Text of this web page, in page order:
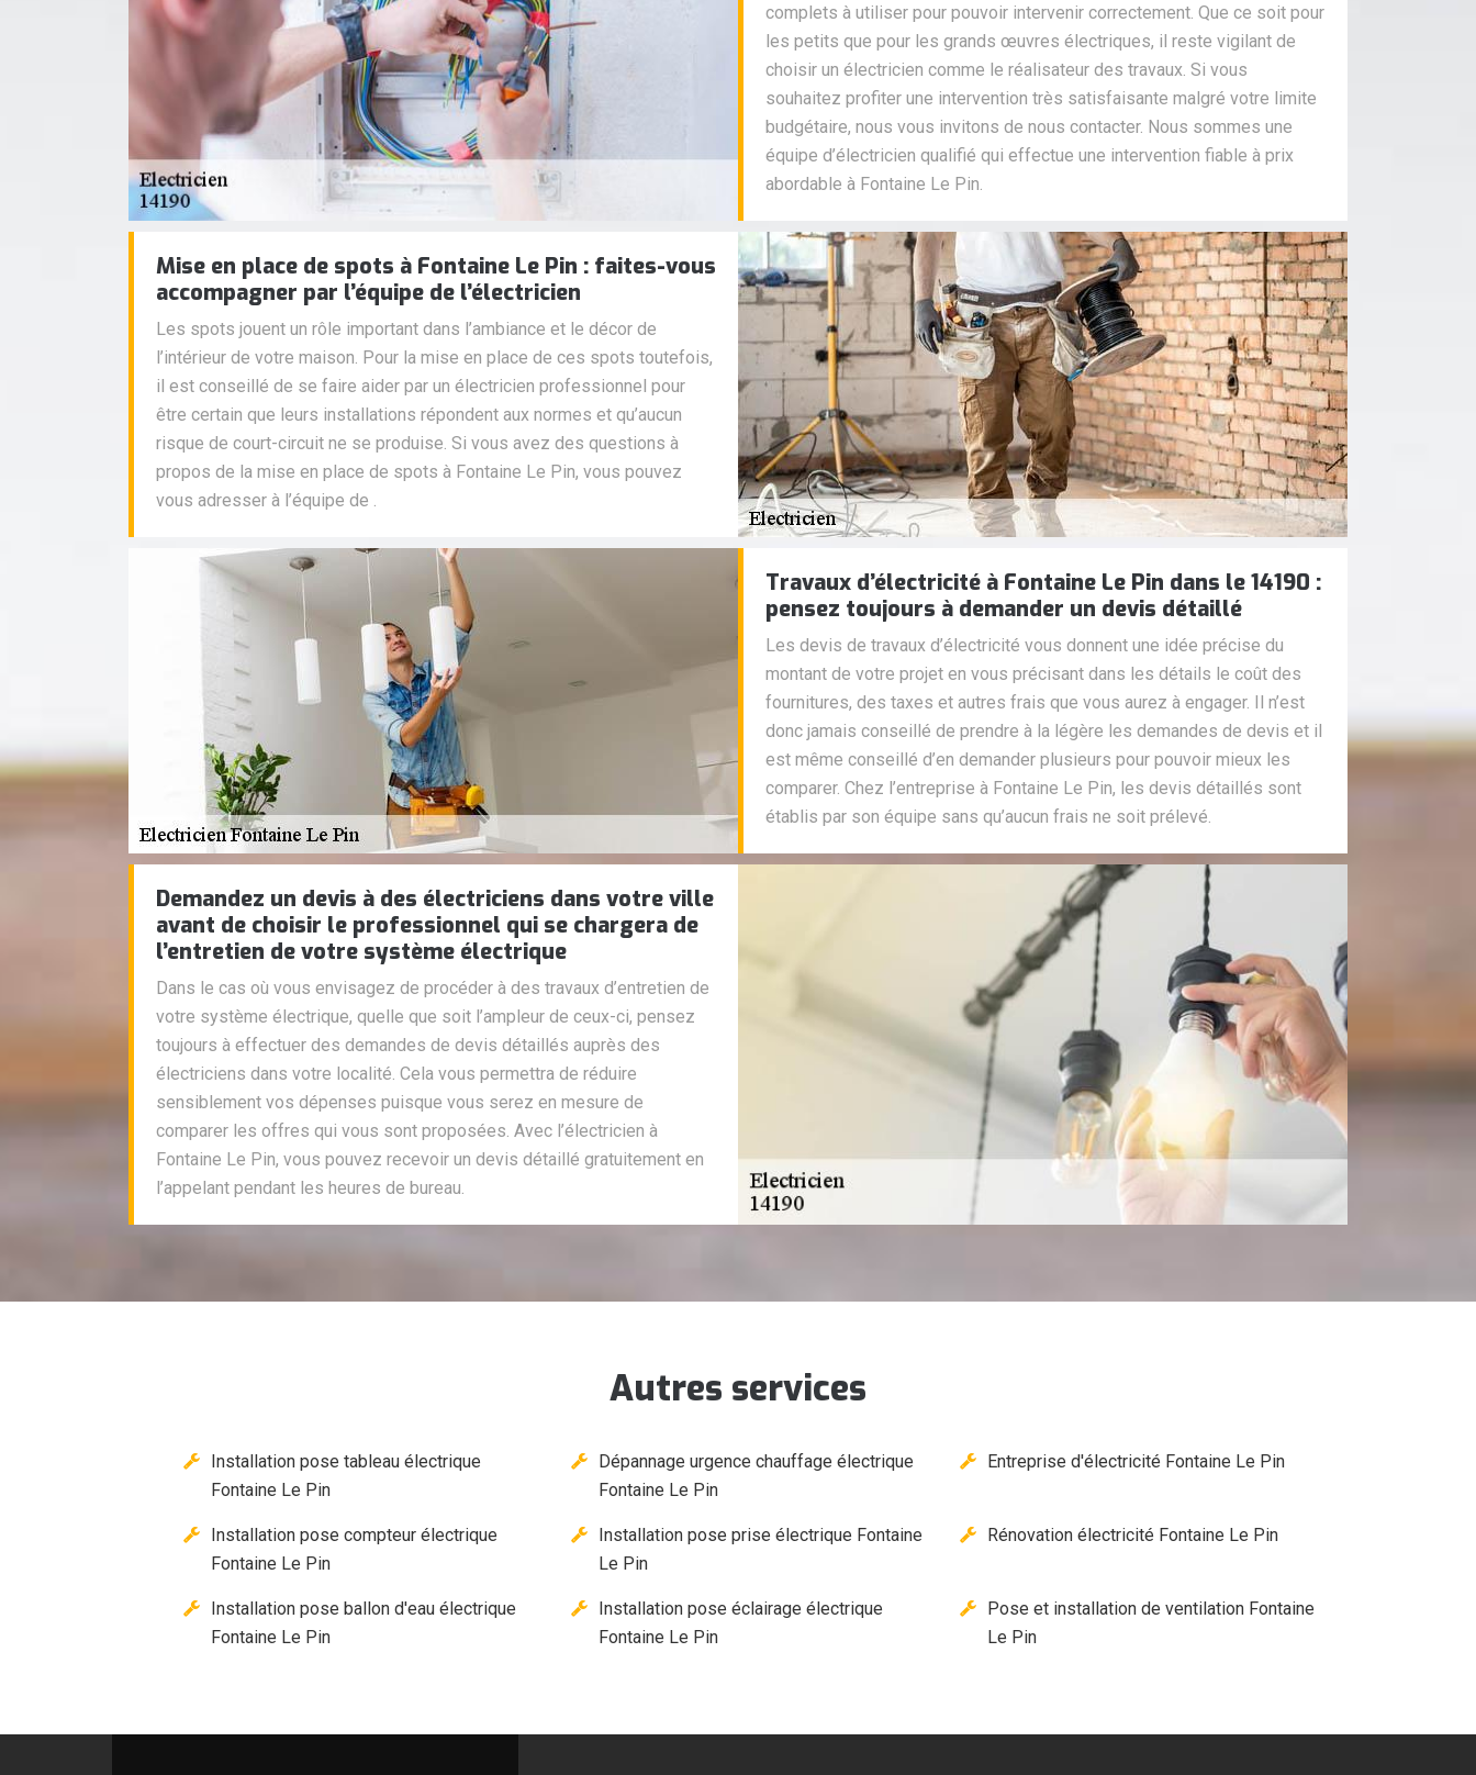
complets à utiliser pour pouvoir intervenir correctement. Que ce soit pour
les petits que pour les grands œuvres électriques, il reste vigilant de
choisir un électricien comme le réalisateur des travaux. Si vous
souhaitez profiter une intervention très satisfaisante malgré votre limite
budgétaire, nous vous invitons de nous contacter. Nous sommes une
équipe d’électricien qualifié qui effectue une intervention fiable à prix
abordable à Fontaine Le Pin.
Mise en place de spots à Fontaine Le Pin : faites-vous
accompagner par l’équipe de l’électricien
Les spots jouent un rôle important dans l’ambiance et le décor de
l’intérieur de votre maison. Pour la mise en place de ces spots toutefois,
il est conseillé de se faire aider par un électricien professionnel pour
être certain que leurs installations répondent aux normes et qu’aucun
risque de court-circuit ne se produise. Si vous avez des questions à
propos de la mise en place de spots à Fontaine Le Pin, vous pouvez
vous adresser à l’équipe de .
Travaux d’électricité à Fontaine Le Pin dans le 14190 :
pensez toujours à demander un devis détaillé
Les devis de travaux d’électricité vous donnent une idée précise du
montant de votre projet en vous précisant dans les détails le coût des
fournitures, des taxes et autres frais que vous aurez à engager. Il n’est
donc jamais conseillé de prendre à la légère les demandes de devis et il
est même conseillé d’en demander plusieurs pour pouvoir mieux les
comparer. Chez l’entreprise à Fontaine Le Pin, les devis détaillés sont
établis par son équipe sans qu’aucun frais ne soit prélevé.
Demandez un devis à des électriciens dans votre ville
avant de choisir le professionnel qui se chargera de
l’entretien de votre système électrique
Dans le cas où vous envisagez de procéder à des travaux d’entretien de
votre système électrique, quelle que soit l’ampleur de ceux-ci, pensez
toujours à effectuer des demandes de devis détaillés auprès des
électriciens dans votre localité. Cela vous permettra de réduire
sensiblement vos dépenses puisque vous serez en mesure de
comparer les offres qui vous sont proposées. Avec l’électricien à
Fontaine Le Pin, vous pouvez recevoir un devis détaillé gratuitement en
l’appelant pendant les heures de bureau.
Autres services
Installation pose tableau électrique
Fontaine Le Pin
Dépannage urgence chauffage électrique
Fontaine Le Pin
Entreprise d'électricité Fontaine Le Pin
Installation pose compteur électrique
Fontaine Le Pin
Installation pose prise électrique Fontaine
Le Pin
Rénovation électricité Fontaine Le Pin
Installation pose ballon d'eau électrique
Fontaine Le Pin
Installation pose éclairage électrique
Fontaine Le Pin
Pose et installation de ventilation Fontaine
Le Pin